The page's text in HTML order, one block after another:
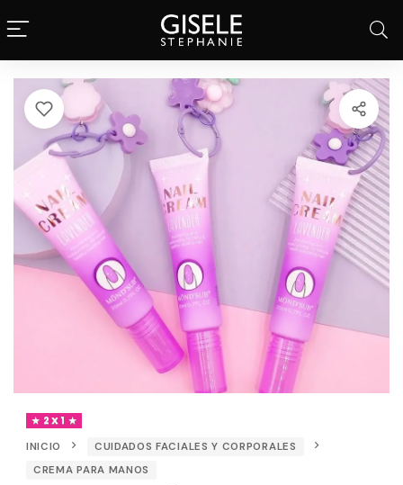
2 X 1
INICIO
CUIDADOS FACIALES Y CORPORALES
CREMA PARA MANOS